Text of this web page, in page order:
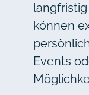
können
Events